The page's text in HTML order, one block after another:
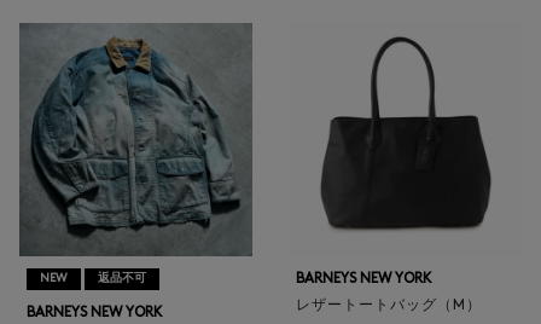
NEW 返品不可
BARNEYS NEW YORK
BARNEYS NEW YORK
レザートートバッグ（M）